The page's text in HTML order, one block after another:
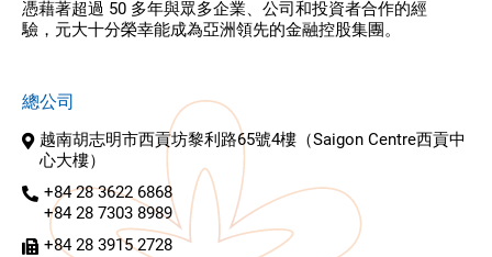
憑藉著超過 50 多年與眾多企業、公司和投資者合作的經
驗，元大十分榮幸能成為亞洲領先的金融控股集團。
總公司
越南胡志明市西貢坊黎利路65號4樓（Saigon Centre西貢中
心大樓）
+84 28 3622 6868
+84 28 7303 8989
+84 28 3915 2728